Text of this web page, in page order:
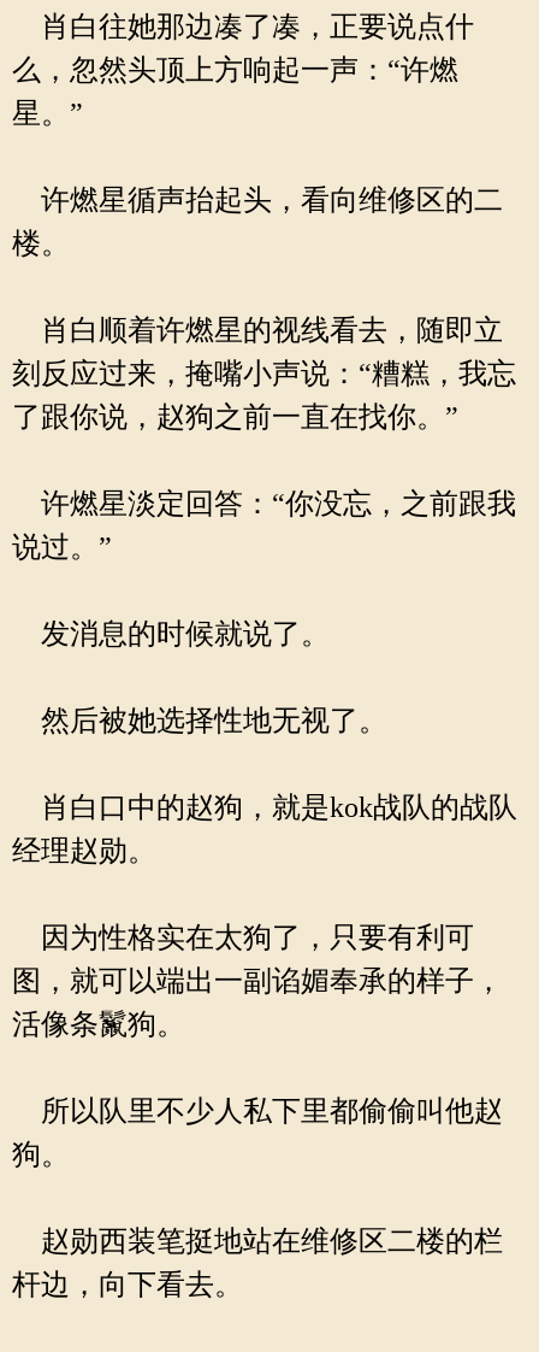
肖白往她那边凑了凑，正要说点什
么，忽然头顶上方响起一声：“许燃
星。”
许燃星循声抬起头，看向维修区的二
楼。
肖白顺着许燃星的视线看去，随即立
刻反应过来，掩嘴小声说：“糟糕，我忘
了跟你说，赵狗之前一直在找你。”
许燃星淡定回答：“你没忘，之前跟我
说过。”
发消息的时候就说了。
然后被她选择性地无视了。
肖白口中的赵狗，就是kok战队的战队
经理赵勋。
因为性格实在太狗了，只要有利可
图，就可以端出一副谄媚奉承的样子，
活像条鬣狗。
所以队里不少人私下里都偷偷叫他赵
狗。
赵勋西装笔挺地站在维修区二楼的栏
杆边，向下看去。